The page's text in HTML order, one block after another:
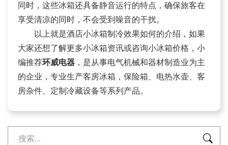
同时，这些冰箱还具备静音运行的特点，确保旅客在
享受清凉的同时，不会受到噪音的干扰。
以上就是酒店小冰箱制冷效果如何的介绍，如果
大家还想了解更多小冰箱资讯或咨询小冰箱价格，小
编推荐环威电器 ，是从事电气机械和器材制造业为主
的企业，专业生产客房冰箱，保险箱、电热水壶、客
房杂件、定制冷藏设备等系列产品。
